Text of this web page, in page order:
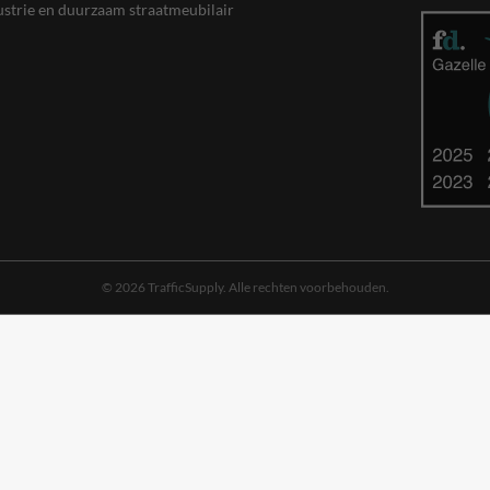
en duurzaam straatmeubilair
© 2026 TrafficSupply. Alle rechten voorbehouden.